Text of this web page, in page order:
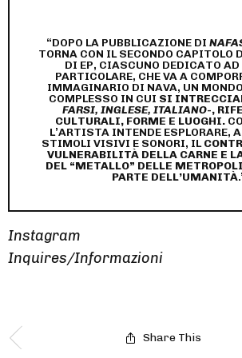
“DOPO LA PUBBLICAZIONE DI
TORNA CON IL SECONDO CAPITOLO
DI EP, CIASCUNO DEDICATO
PARTICOLARE, CHE VA A
IMMAGINARIO DI NAVA, UN
COMPLESSO IN CUI SI
FARSI, INGLESE, ITALIANO-,
CULTURALI, FORME E LUOGHI.
L’ARTISTA INTENDE ESPLORARE,
STIMOLI VISIVI E SONORI, IL
VULNERABILITÀ DELLA CARNE E
DEL “METALLO” DELLE
PARTE DELL’UMANITÀ
Instagram
Inquires/Informazioni
Share This